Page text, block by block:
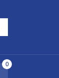
0